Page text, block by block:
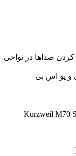
کردن صداها در نواحی
و یو اس بی